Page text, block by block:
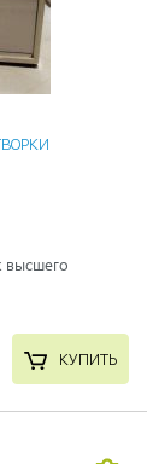
высшего
КУПИТЬ